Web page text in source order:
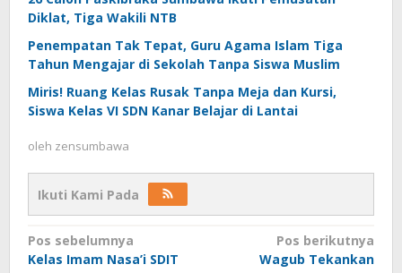
Diklat, Tiga Wakili NTB
Penempatan Tak Tepat, Guru Agama Islam Tiga
Tahun Mengajar di Sekolah Tanpa Siswa Muslim
Miris! Ruang Kelas Rusak Tanpa Meja dan Kursi,
Siswa Kelas VI SDN Kanar Belajar di Lantai
oleh zensumbawa
Ikuti Kami Pada
Navigasi
Pos sebelumnya
Kelas Imam Nasa’i SDIT
Pos berikutnya
Wagub Tekankan